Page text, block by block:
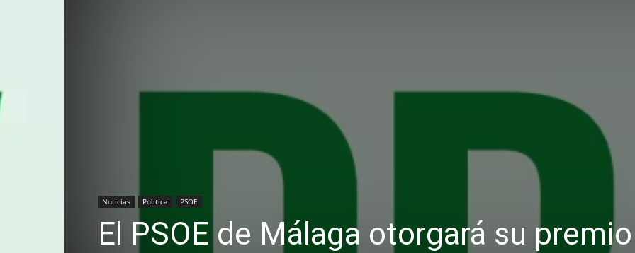
Noticias Política PSOE
El PSOE de Málaga otorgará su premio